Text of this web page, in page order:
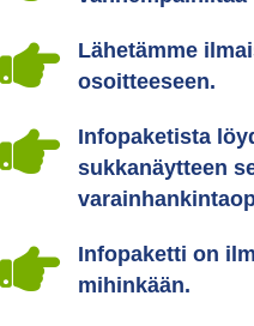
Lähetämme
osoitteeseen.
Infopaketista
sukkanäytteen
Infopaketti on
mihinkään.